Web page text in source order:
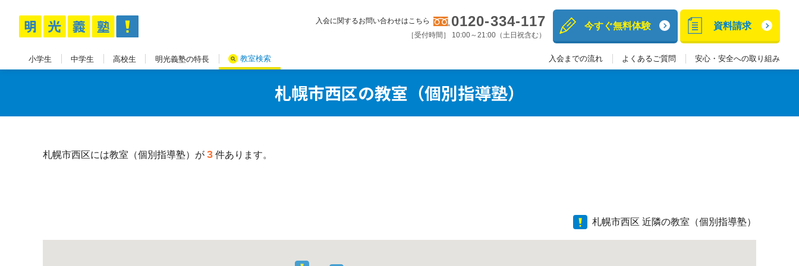
今すぐ無料体験 資料請求
入会に関するお問い合わせはこちら 0120-334-117
［受付時間］ 10:00～21:00（土日祝含む）
高校生
中学生
小学生 明光義塾の特長 教室検索 入会までの流れ よくあるご質問 安心・安全への取り組み
札幌市西区の教室（個別指導塾）
札幌市西区には教室（個別指導塾）が 3件あります。
札幌市西区 近隣の教室（個別指導塾）